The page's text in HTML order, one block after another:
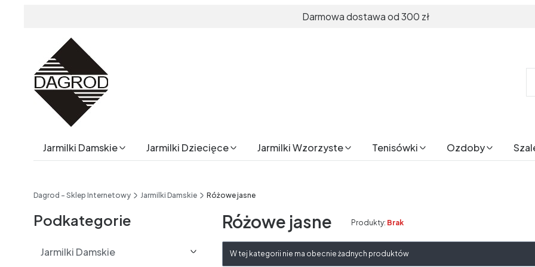
Darmowa dostawa od 300 zł
Jarmilki Damskie Jarmilki Dziecięce Jarmilki Wzorzyste Tenisówki Ozdoby
Dagrod - Sklep Internetowy Jarmilki Damskie Różowe jasne
Podkategorie
Jarmilki Damskie
Różowe jasne Produkty: Brak
Lista produktów
W tej kategorii nie ma obecnie żadnych produktów